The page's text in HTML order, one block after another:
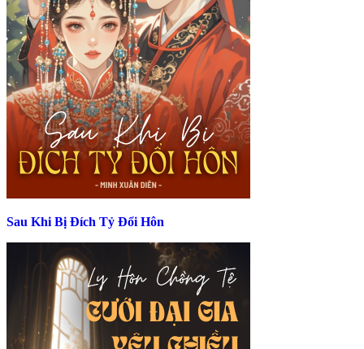
Sau Khi Bị Đích Tỷ Đổi Hôn